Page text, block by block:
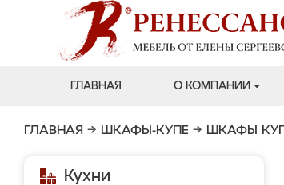
ГЛАВНАЯ О КОМПАНИИ
ГЛАВНАЯ → ШКАФЫ-КУПЕ → ШКАФЫ
Кухни